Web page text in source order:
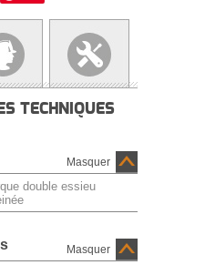
TECHNIQUES
Masquer
double essieu
Masquer